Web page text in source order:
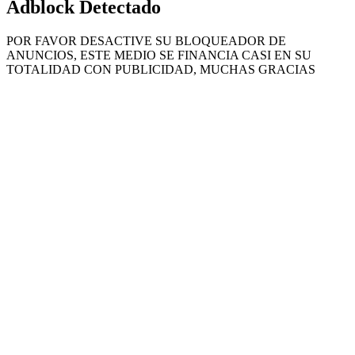
Adblock Detectado
POR FAVOR DESACTIVE SU BLOQUEADOR DE
ANUNCIOS, ESTE MEDIO SE FINANCIA CASI EN SU
TOTALIDAD CON PUBLICIDAD, MUCHAS GRACIAS